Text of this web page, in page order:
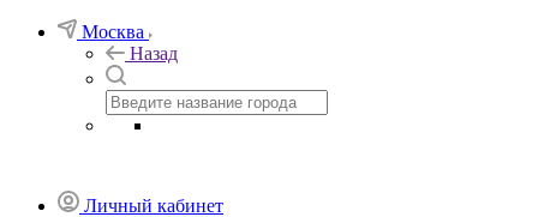
Москва
Назад
Личный кабинет